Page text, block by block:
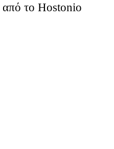
από το Hostonio